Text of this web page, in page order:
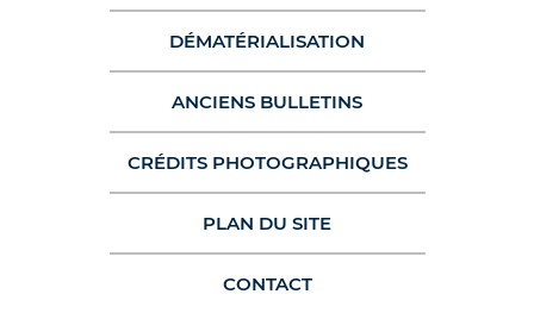
DÉMATÉRIALISATION
ANCIENS BULLETINS
CRÉDITS PHOTOGRAPHIQUES
PLAN DU SITE
CONTACT